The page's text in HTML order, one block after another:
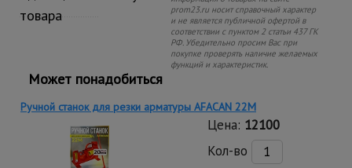
товара
prom23.ru носит справочный характер
и не является публичной офертой в
соответствии с пунктом 2 статьи 437 ГК
РФ. Убедительно просим Вас при
покупке проверять наличие желаемых
функций и характеристик.
Может понадобиться
Ручной станок для резки арматуры AFACAN 22M
Цена: 12100
Кол-во